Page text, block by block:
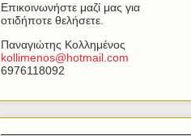
Επικοινωνήστε μαζί μας για
οτιδήποτε θελήσετε.
Παναγιώτης Κολλημένος
kollimenos@hotmail com
6976118092